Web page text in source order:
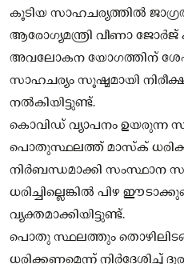
കൂടിയ സാഹചര്യത്തില്‍
ആരോഗ്യമന്ത്രി വീണാ
അവലോകന യോഗത്തിന് ശേഷം
സാഹചര്യം സൂഷ്മമായി
നല്‍കിയിട്ടുണ്ട്.
കൊവിഡ് വ്യാപനം ഉയരുന്ന
പൊതുസ്ഥലത്ത് മാസ്‌ക്
നിര്‍ബന്ധമാക്കി സംസ്ഥാന
ധരിച്ചില്ലെങ്കില്‍ പിഴ
വ്യക്തമാക്കിയിട്ടുണ്ട്.
പൊതു സ്ഥലത്തും
ധരിക്കണമെന്ന് നിര്‍ദേശിച്ച്